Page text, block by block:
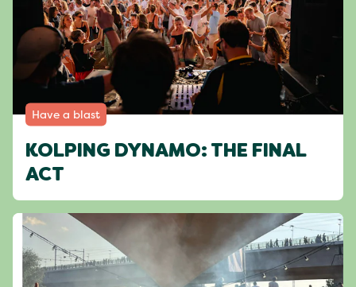
Have a blast
KOLPING DYNAMO: THE FINAL
ACT